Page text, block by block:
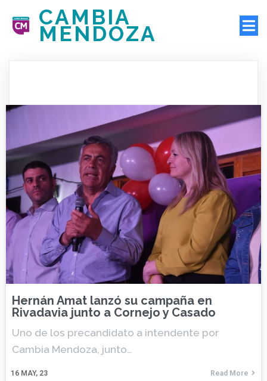
CAMBIA
MENDOZA
Hernán Amat lanzó su campaña en
Rivadavia junto a Cornejo y Casado
16 MAY, 23
Uno de los precandidato a intendente por
Cambia Mendoza, junto…
Read More